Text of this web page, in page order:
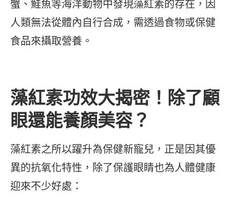
蟹、鮭魚等海洋動物中發現藻紅素的存在，因
人類無法從體內自行合成，需透過食物或保健
食品來攝取營養。
藻紅素功效大揭密！除了顧
眼還能養顏美容？
藻紅素之所以躍升為保健新寵兒，正是因其優
異的抗氧化特性，除了保護眼睛也為人體健康
迎來不少好處：